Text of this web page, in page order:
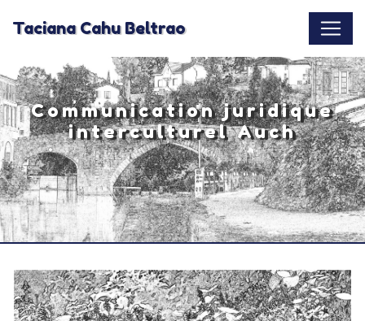
Taciana Cahu Beltrao
Communication juridique
interculturel Auch